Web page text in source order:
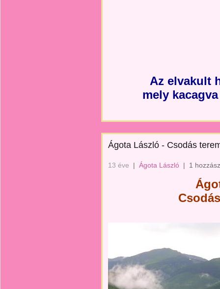
Az elvakult
mely
Ágota László - Csodás
13 éve | Ágota László | 1